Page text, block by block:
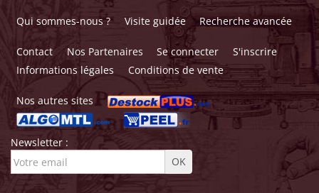
Qui sommes-nous ? Visite guidée Recherche avancée
Contact Nos Partenaires Se connecter
S'inscrire
Informations légales
Conditions de vente
Nos autres sites
Newsletter :